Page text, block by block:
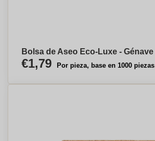
Bolsa de Aseo Eco-Luxe - Génave
€1,79 Por pieza, base en 1000 piezas